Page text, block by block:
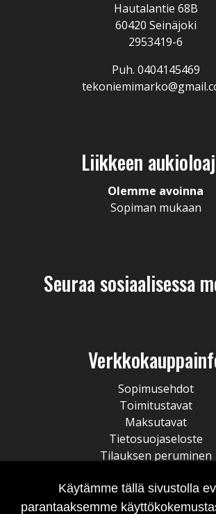
Hautalantie 68B
60420 Seinäjoki
2953419-6
Puh. 0404145469
Liikkeen
Olemme avoinna
Sopiman mukaan
Seuraa sosiaalisessa
Sopimusehdot
Toimitustavat
Maksutavat
Tietosuojaseloste
Tilauksen peruminen
Käytämme tällä sivustolla
parantaaksemme